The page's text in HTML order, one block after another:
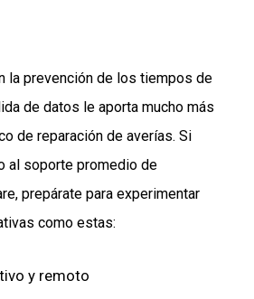
la prevención de los tiempos de
de datos le aporta mucho más
de reparación de averías. Si
al soporte promedio de
prepárate para experimentar
como estas:
y remoto